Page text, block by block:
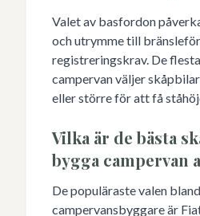
Valet av basfordon
och utrymme till
registreringskrav. De
campervan väljer
eller större för att få
Vilka är de bästa
bygga campervan
De populäraste valen bland
campervansbyggare är